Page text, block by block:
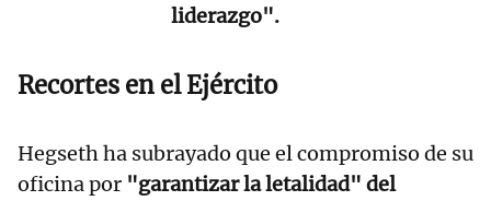
liderazgo".
Recortes en el Ejército
Hegseth ha subrayado que el compromiso de su
oficina por "garantizar la letalidad" del